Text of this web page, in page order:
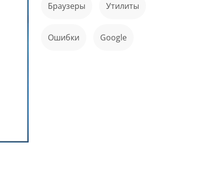
Браузеры Утилиты
ошибки Google